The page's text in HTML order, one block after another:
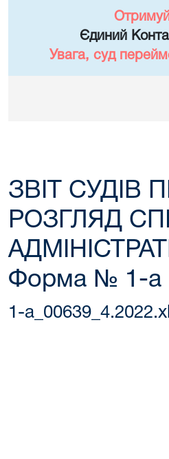
Єдиний
Увага, суд
ЗВІТ СУДІВ
РОЗГЛЯД
Форма № 1-а
1-